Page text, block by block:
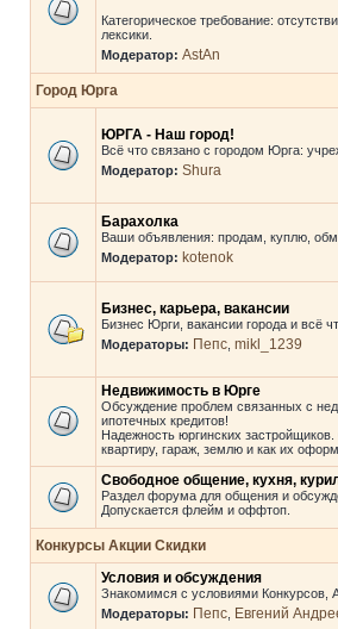
Категорическое требование:
лексики.
Модератор: AstAn
Город Юрга
ЮРГА - Наш город!
Всё что связано с городом Юрга:
Модератор: Shura
Барахолка
Ваши объявления: продам, куплю,
Модератор: kotenok
Бизнес, карьера, вакансии
Бизнес Юрги, вакансии города и всё
Модераторы: Пепс mikl_1239
Недвижимость в Юрге
Обсуждение проблем связанных с
ипотечных кредитов!
Надежность юргинских
квартиру, гараж, землю и как их
Свободное общение, кухня,
Раздел форума для общения и
Допускается флейм и оффтоп.
Конкурсы Акции Скидки
Условия и обсуждения
Знакомимся с условиями Конкурсов,
Модераторы: Пепс Евгений